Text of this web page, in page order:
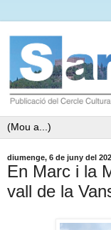
diumenge, 6 de juny del
En Marc i la
vall de la